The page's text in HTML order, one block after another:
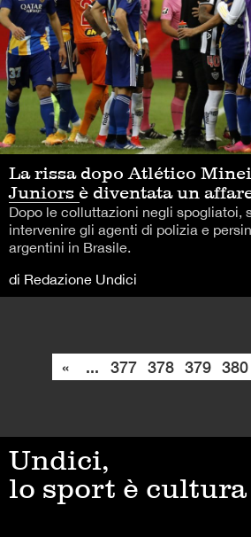
La rissa dopo Atlético
Juniors è diventata un
Dopo le colluttazioni negli spogliatoi,
intervenire gli agenti di polizia e
argentini in Brasile.
di Redazione Undici
« ... 377 378 379 380
Undici,
lo sport è cultura